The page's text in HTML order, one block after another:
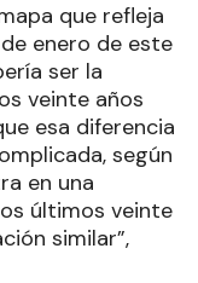
que refleja
enero de este
ser la
veinte años
esa diferencia
según
en una
últimos veinte
similar”,